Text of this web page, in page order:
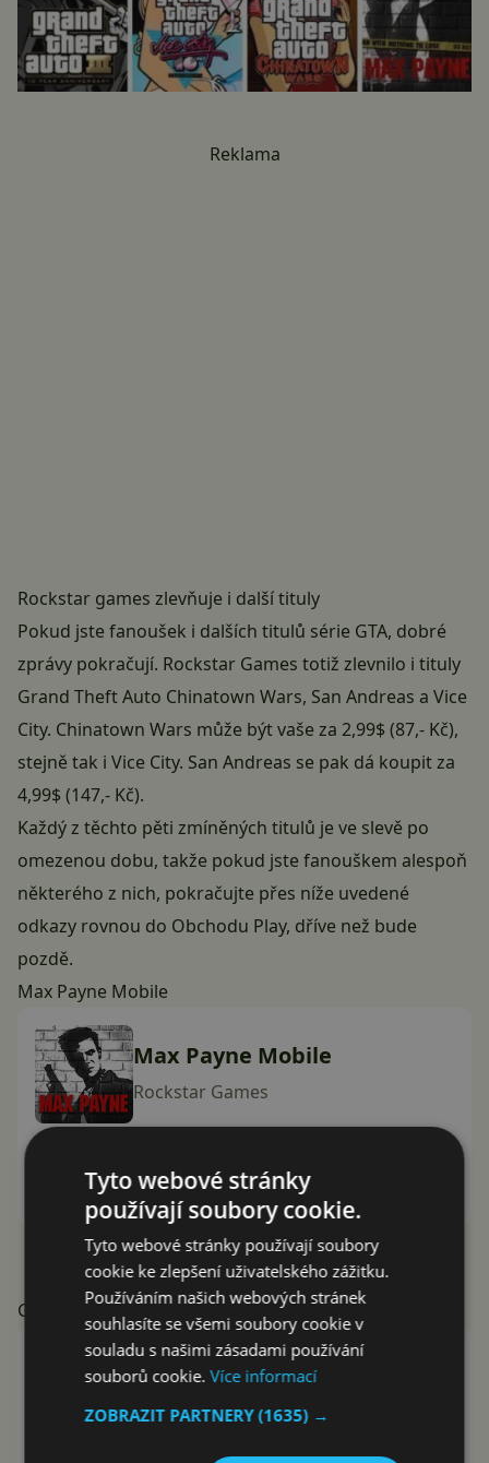
Reklama
Rockstar games zlevňuje i další tituly
Pokud jste fanoušek i dalších titulů série GTA, dobré
zprávy pokračují. Rockstar Games totiž zlevnilo i tituly
Grand Theft Auto Chinatown Wars, San Andreas a Vice
City. Chinatown Wars může být vaše za 2,99$ (87,- Kč),
stejně tak i Vice City. San Andreas se pak dá koupit za
4,99$ (147,- Kč).
Každý z těchto pěti zmíněných titulů je ve slevě po
omezenou dobu, takže pokud jste fanouškem alespoň
některého z nich, pokračujte přes níže uvedené
odkazy rovnou do Obchodu Play, dříve než bude
pozdě.
Max Payne Mobile
Max Payne Mobile
Rockstar Games
Google Play
GTA: Chinatown Wars
GTA: Chinatown Wars
Rockstar Games
Tyto webové stránky
používají soubory cookie.
Tyto webové stránky používají soubory
cookie ke zlepšení uživatelského zážitku.
Používáním našich webových stránek
souhlasíte se všemi soubory cookie v
souladu s našimi zásadami používání
souborů cookie.Více informací
ZOBRAZIT PARTNERY(1635) →